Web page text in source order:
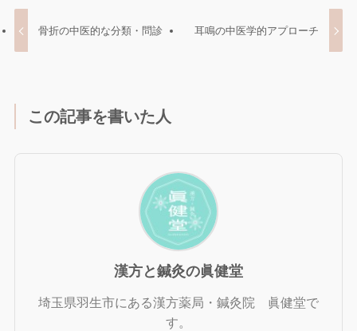
骨折の中医的な分類・問診 耳鳴の中医学的アプローチ
この記事を書いた人
漢方と鍼灸の眞健堂
埼玉県羽生市にある漢方薬局・鍼灸院 眞健堂で
す。